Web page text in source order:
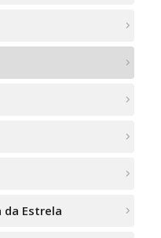
da Estrela